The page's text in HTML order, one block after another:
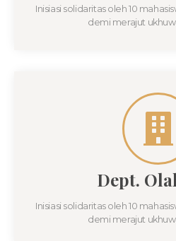
Inisiasi solidaritas oleh 10
demi merajut
Dept.
Inisiasi solidaritas oleh 10
demi merajut